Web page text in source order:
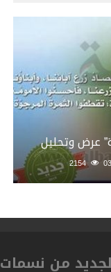
عرض وتحليل
2154
من نسمات